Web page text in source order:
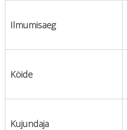
Ilmumisaeg
Köide
Kujundaja